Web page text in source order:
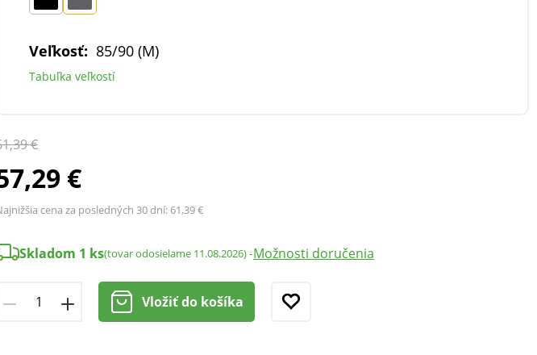
Veľkosť: 85/90 (M)
Tabuľka veľkostí
€
€
cena za posledných 30 dní: 61,39 €
Skladom 1 ks(tovar odosielame 11.08.2026)-Možnosti doručenia
Vložiť do košíka